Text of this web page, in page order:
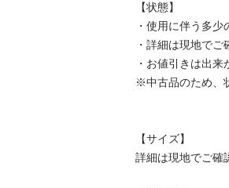
【状態】
・使用に伴う多
・詳細は現地でご
・お値引きは出
※中古品のため、
【サイズ】
詳細は現地でご確